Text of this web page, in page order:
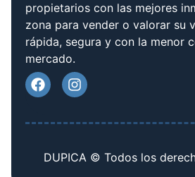
propietarios con las mejores
zona para vender o valorar su
rápida, segura y con la menor
mercado.
DUPICA © Todos los